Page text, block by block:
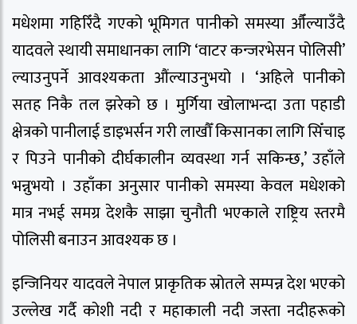
मधेशमा गहिरिँदै गएको भूमिगत पानीको समस्या औँल्याउँदै
यादवले स्थायी समाधानका लागि ‘वाटर कन्जरभेसन पोलिसी’
ल्याउनुपर्ने आवश्यकता औंल्याउनुभयो । ‘अहिले पानीको
सतह निकै तल झरेको छ । मुर्गिया खोलाभन्दा उता पहाडी
क्षेत्रको पानीलाई डाइभर्सन गरी लाखौँ किसानका लागि सिँचाइ
र पिउने पानीको दीर्घकालीन व्यवस्था गर्न सकिन्छ,’ उहाँले
भन्नुभयो । उहाँका अनुसार पानीको समस्या केवल मधेशको
मात्र नभई समग्र देशकै साझा चुनौती भएकाले राष्ट्रिय स्तरमै
पोलिसी बनाउन आवश्यक छ ।
इन्जिनियर यादवले नेपाल प्राकृतिक स्रोतले सम्पन्न देश भएको
उल्लेख गर्दै कोशी नदी र महाकाली नदी जस्ता नदीहरूको